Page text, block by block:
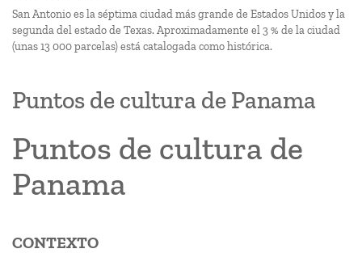
San Antonio es la séptima ciudad más grande de Estados Unidos y la
segunda del estado de Texas. Aproximadamente el 3 % de la ciudad
(unas 13 000 parcelas) está catalogada como histórica.
Puntos de cultura de Panama
Puntos de cultura de
Panama
CONTEXTO